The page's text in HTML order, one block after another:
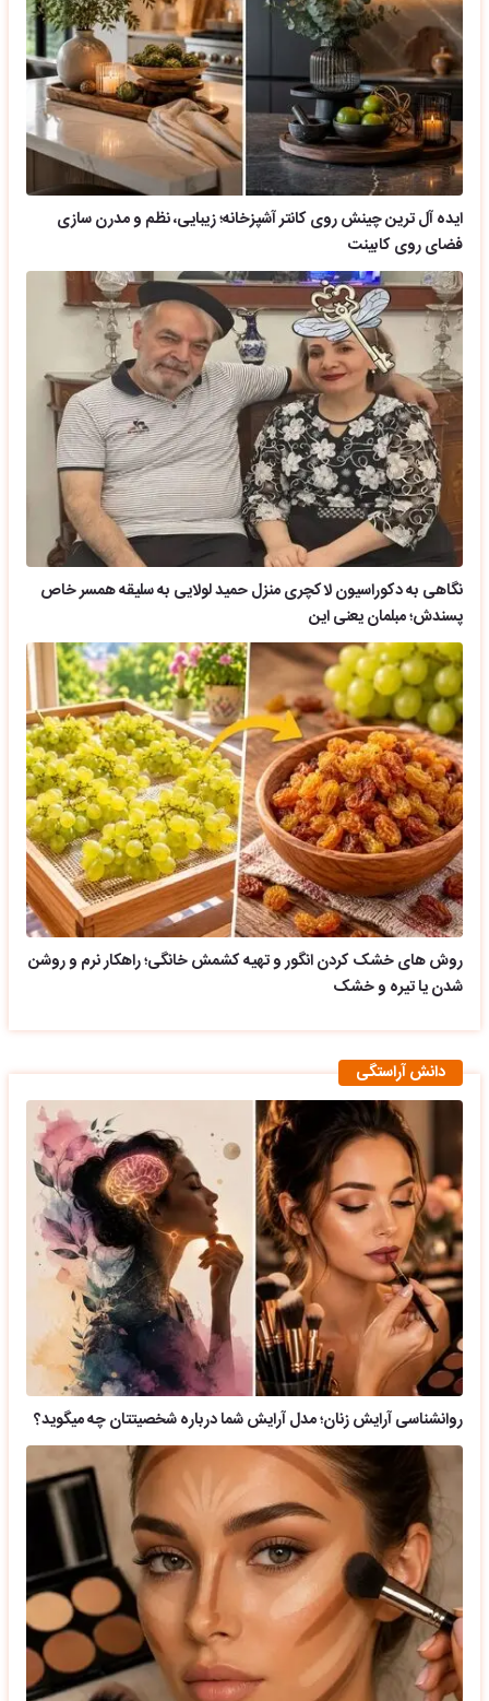
ایده آل ترین چینش روی کانتر آشپزخانه؛ زیبایی، نظم و مدرن سازی
فضای روی کابینت
نگاهی به دکوراسیون لاکچری منزل حمید لولایی به سلیقه همسر خاص
پسندش؛ مبلمان یعنی این
روش های خشک کردن انگور و تهیه کشمش خانگی؛ راهکار نرم و روشن
شدن یا تیره و خشک
دانش آراستگی
روانشناسی آرایش زنان؛ مدل آرایش شما درباره شخصیتتان چه میگوید؟